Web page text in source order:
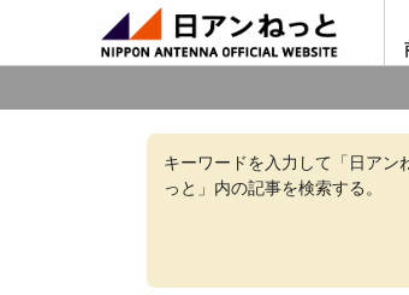
キーワードを入力して「日アン
っと」内の記事を検索する。